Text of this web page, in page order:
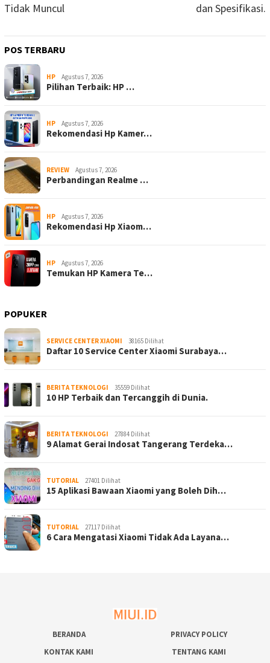
Tidak Muncul
dan Spesifikasi.
POS TERBARU
HP Agustus 7, 2026
Pilihan Terbaik: HP …
HP Agustus 7, 2026
Rekomendasi Hp Kamer…
REVIEW Agustus 7, 2026
Perbandingan Realme …
HP Agustus 7, 2026
Rekomendasi Hp Xiaom…
HP Agustus 7, 2026
Temukan HP Kamera Te…
POPUKER
SERVICE CENTER XIAOMI 38165 Dilihat
Daftar 10 Service Center Xiaomi Surabaya…
BERITA TEKNOLOGI 35559 Dilihat
10 HP Terbaik dan Tercanggih di Dunia.
BERITA TEKNOLOGI 27884 Dilihat
9 Alamat Gerai Indosat Tangerang Terdeka…
TUTORIAL 27401 Dilihat
15 Aplikasi Bawaan Xiaomi yang Boleh Dih…
TUTORIAL 27117 Dilihat
6 Cara Mengatasi Xiaomi Tidak Ada Layana…
BERANDA
PRIVACY POLICY
KONTAK KAMI
TENTANG KAMI